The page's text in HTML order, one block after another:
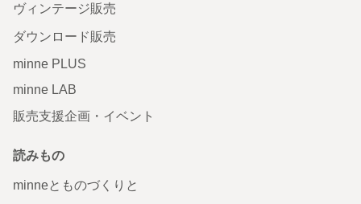
ヴィンテージ販売
ダウンロード販売
minne PLUS
minne LAB
販売支援企画・イベント
読みもの
minneとものづくりと